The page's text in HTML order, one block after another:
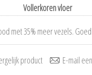
Vollerkoren vloer
met 35% meer vezels.